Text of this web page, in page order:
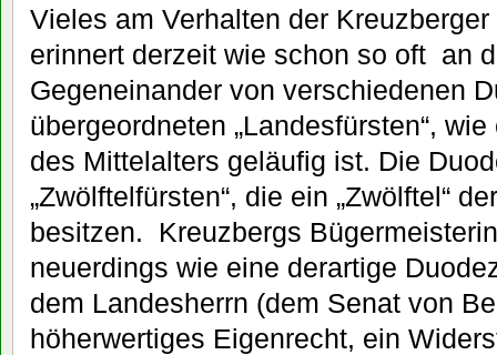
Vieles am Verhalten der
erinnert derzeit wie schon so oft an
Gegeneinander von verschiedenen
übergeordneten „Landesfürsten“,
des Mittelalters geläufig ist. Die
„Zwölftelfürsten“, die ein „Zwölftel“
besitzen. Kreuzbergs
neuerdings wie eine derartige
dem Landesherrn (dem Senat von
höherwertiges Eigenrecht, ein